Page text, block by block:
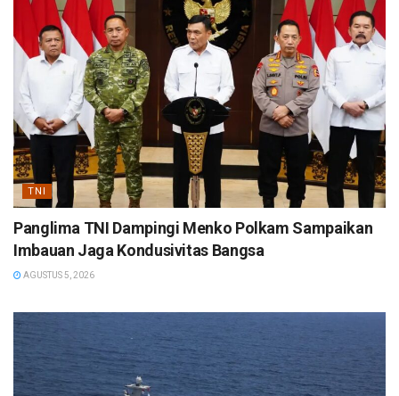
TNI
Panglima TNI Dampingi Menko Polkam Sampaikan
Imbauan Jaga Kondusivitas Bangsa
AGUSTUS 5, 2026